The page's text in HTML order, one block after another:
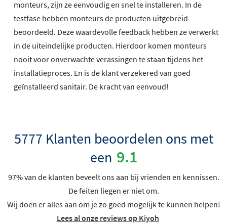
monteurs, zijn ze eenvoudig en snel te installeren. In de
testfase hebben monteurs de producten uitgebreid
beoordeeld. Deze waardevolle feedback hebben ze verwerkt
in de uiteindelijke producten. Hierdoor komen monteurs
nooit voor onverwachte verassingen te staan tijdens het
installatieproces. En is de klant verzekered van goed
geïnstalleerd sanitair. De kracht van eenvoud!
5777 Klanten beoordelen ons met
een 9.1
97% van de klanten beveelt ons aan bij vrienden en kennissen.
De feiten liegen er niet om.
Wij doen er alles aan om je zo goed mogelijk te kunnen helpen!
Lees al onze reviews op Kiyoh